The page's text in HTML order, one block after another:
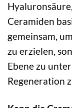
Ceramiden
gemeinsam,
zu erzielen,
Ebene zu
Regeneration